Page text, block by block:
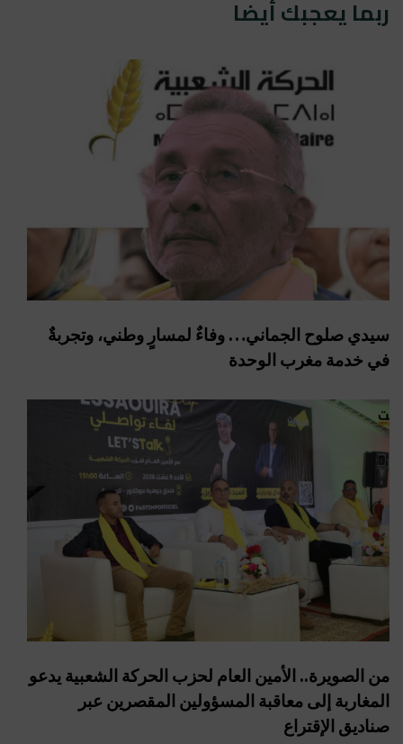
ربما يعجبك أيضا
سيدي صلوح الجماني… وفاءٌ لمسارٍ وطني، وتجربةٌ
في خدمة مغرب الوحدة
من الصويرة.. الأمين العام لحزب الحركة الشعبية يدعو
المغاربة إلى معاقبة المسؤولين المقصرين عبر
صناديق الإقتراع